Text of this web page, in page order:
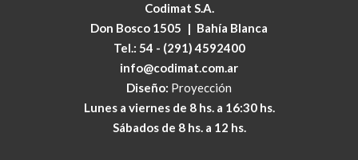
Codimat S.A.
Don Bosco 1505 | Bahía Blanca
Tel.: 54 - (291) 4592400
info@codimat.com.ar
Diseño: Proyección
Lunes a viernes de 8 hs. a 16:30 hs.
Sábados de 8 hs. a 12 hs.